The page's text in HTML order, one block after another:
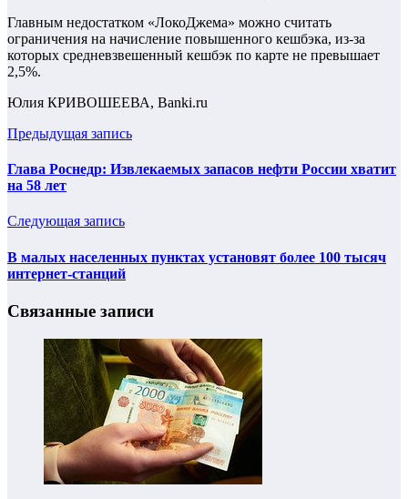
Главным недостатком «ЛокоДжема» можно считать
ограничения на начисление повышенного кешбэка, из-за
которых средневзвешенный кешбэк по карте не превышает
2,5%.
Юлия КРИВОШЕЕВА, Banki.ru
Предыдущая запись
Глава Роснедр: Извлекаемых запасов нефти России хватит
на 58 лет
Следующая запись
В малых населенных пунктах установят более 100 тысяч
интернет-станций
Связанные записи